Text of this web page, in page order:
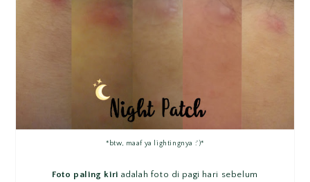
*btw, maaf ya lightingnya :')*
Foto paling kiri adalah foto di pagi hari sebelum